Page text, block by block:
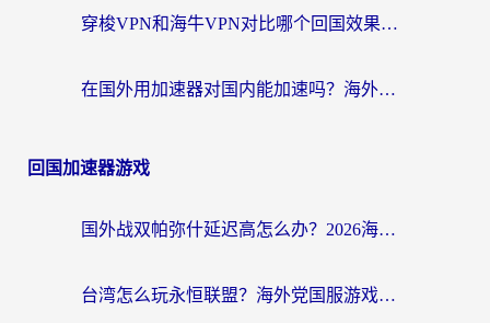
穿梭VPN和海牛VPN对比哪个回国效果更好？海外华人亲测3款热门加速器+避坑指南
在国外用加速器对国内能加速吗？海外党亲测有效的无缝访问指南
回国加速器游戏
国外战双帕弥什延迟高怎么办？2026海外畅玩国服游戏终极指南（附实测工具推荐）
台湾怎么玩永恒联盟？海外党国服游戏加速器选择全攻略（附3大热门游戏实测）